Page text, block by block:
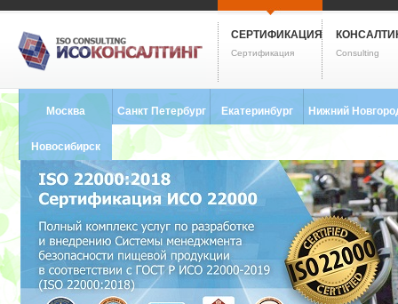
СЕРТИФИКАЦИЯ
Сертификация Consulting
Москва Санкт Петербург
8 (812) 748-2493
Екатеринбург
8 (343) 237-2593
Нижний
Новосибирск
8 (383) 227-8449